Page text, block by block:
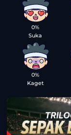
0%
Suka
0%
Kaget